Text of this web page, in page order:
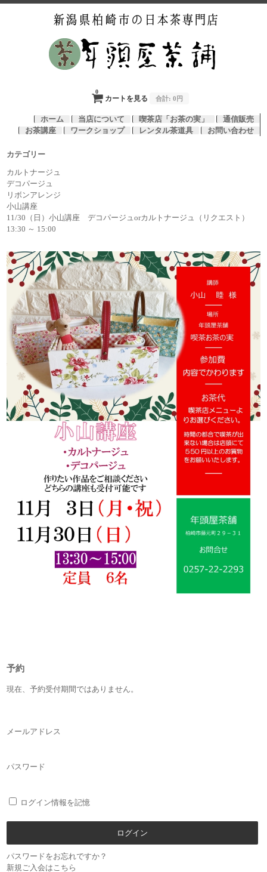
カートを見る
0
合計: 0円
ホーム 当店について 喫茶店「お茶の実」
通信販売
お茶講座
ワークショップ レンタル茶道具 お問い合わせ
カテゴリー
カルトナージュ
デコパージュ
リボンアレンジ
小山講座
11/30（日）小山講座 デコパージュorカルトナージュ（リクエスト）
13:30 ～ 15:00
予約
現在、予約受付期間ではありません。
メールアドレス
パスワード
ログイン情報を記憶
パスワードをお忘れですか？
新規ご入会はこちら